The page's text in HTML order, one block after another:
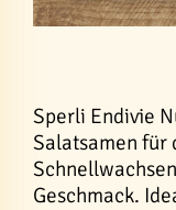
Sperli Endivie
Salatsamen für
Geschmack.